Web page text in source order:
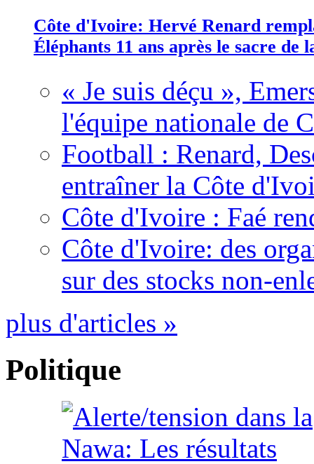
Côte d'Ivoire: Hervé Renard
Éléphants 11 ans après le sacre de
« Je suis déçu »,
l'équipe nationale de
Football : Renard,
entraîner la Côte
Côte d'Ivoire : Faé
Côte d'Ivoire: des
sur des stocks non-
plus d'articles »
Politique